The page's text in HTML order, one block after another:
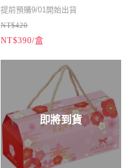
提前預購9/01開始出貨
中秋禮盒限時早鳥優惠
08/07 - 08/27前預訂★同款禮盒滿
10盒贈1盒 滿16盒贈2盒
08/28 - 09/11 前預訂★同款禮盒滿
※宅配無法指定日期到貨，產品都
可放二個月，建議提早到貨。
※禮盒內的米香如要全素食的需
求，可備註告知，感謝！
NT$420
NT$390/盒
即將到貨